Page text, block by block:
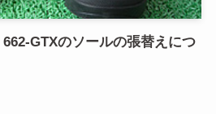
GTXのソールの張替えにつ